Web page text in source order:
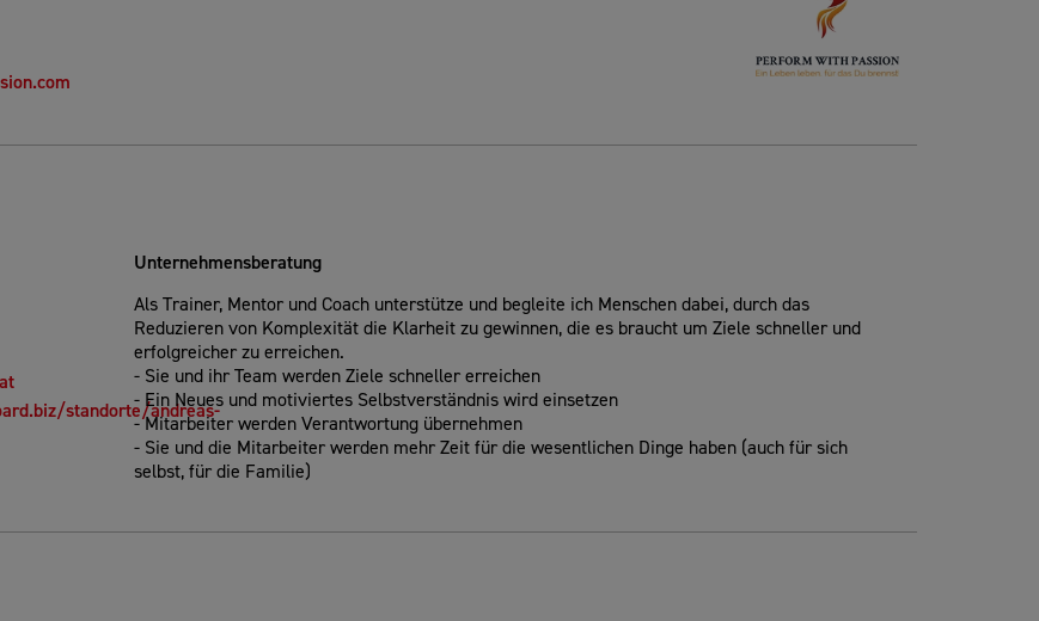
standorte/andreas-
Unternehmensberatung
Als Trainer, Mentor und Coach unterstütze und begleite ich Menschen dabei, durch das
Reduzieren von Komplexität die Klarheit zu gewinnen, die es braucht um Ziele schneller und
erfolgreicher zu erreichen.
- Sie und ihr Team werden Ziele schneller erreichen
- Ein Neues und motiviertes Selbstverständnis wird einsetzen
- Mitarbeiter werden Verantwortung übernehmen
- Sie und die Mitarbeiter werden mehr Zeit für die wesentlichen Dinge haben (auch für sich
selbst, für die Familie)